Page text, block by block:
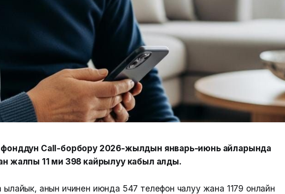
Call-борбору 2026-жылдын январь-июнь айларында
жалпы 11 миң 398 кайрылуу кабыл алды.
анын ичинен июнда 547 телефон чалуу жана 1179 онлайн